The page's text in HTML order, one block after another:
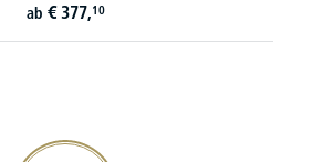
ab € 377,10
20€ Gutschein sichern